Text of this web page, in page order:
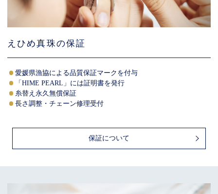
えひめ真珠の保証
愛媛県漁協による品質保証マークを付与
「HIME PEARL」には証明書を発行
糸替え永久無償保証
長さ調整・チェーン修理受付
保証について